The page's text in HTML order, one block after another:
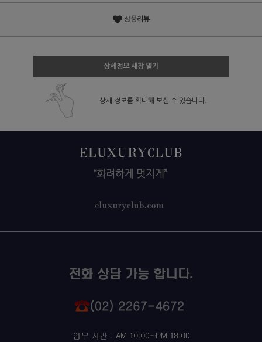
상품리뷰
상세정보 새창 열기
상세 정보를 확대해 보실 수 있습니다.